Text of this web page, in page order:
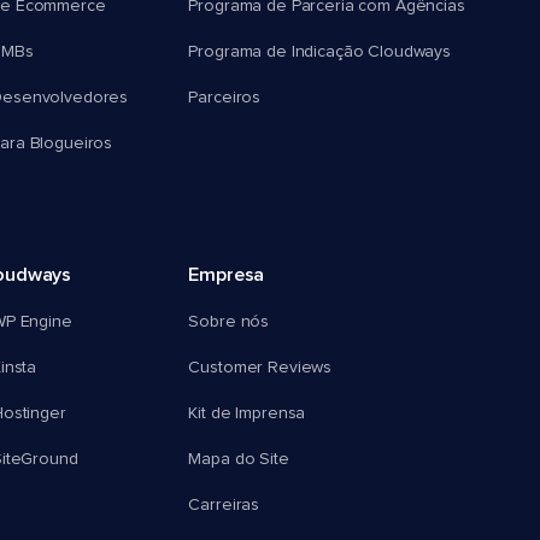
Ecommerce
Blogueiros
Programa de Parceria com Agências
Programa de Indicação Cloudways
Parceiros
Engine
Empresa
Sobre nós
Customer Reviews
Kit de Imprensa
Mapa do Site
Carreiras